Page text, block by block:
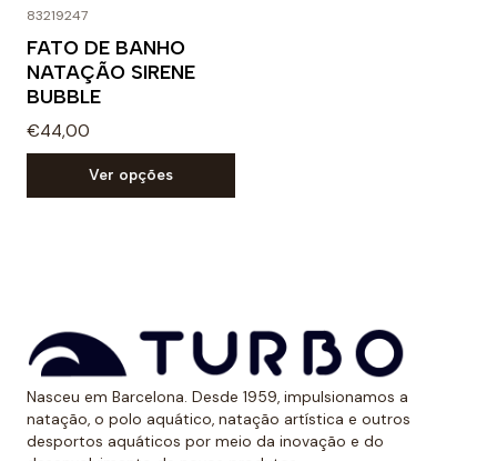
83219247
FATO DE BANHO
NATAÇÃO SIRENE
BUBBLE
€44,00
Ver opções
Nasceu em Barcelona. Desde 1959, impulsionamos a
natação, o polo aquático, natação artística e outros
desportos aquáticos por meio da inovação e do